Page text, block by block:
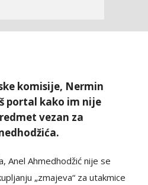
komisije, Nermin
portal kako im nije
vezan za
Anel Ahmedhodžić nije se
„zmajeva“ za utakmice